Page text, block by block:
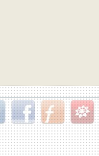
Facebook Furl StudiVZ